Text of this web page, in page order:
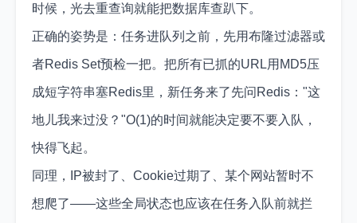
时候，光去重查询就能把数据库查趴下。
正确的姿势是：任务进队列之前，先用布隆过滤器或
者Redis Set预检一把。把所有已抓的URL用MD5压
成短字符串塞Redis里，新任务来了先问Redis："这
地儿我来过没？"O(1)的时间就能决定要不要入队，
快得飞起。
同理，IP被封了、Cookie过期了、某个网站暂时不
想爬了——这些全局状态也应该在任务入队前就拦